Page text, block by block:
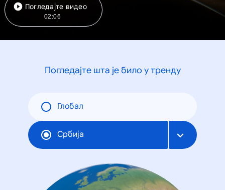
Погледајте видео
02:06
Погледајте шта је било у тренду
Глобал
Србија